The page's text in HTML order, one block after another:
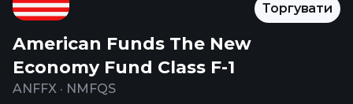
Торгувати
American Funds The New
Economy Fund Class F-1
ANFFX · NMFQS